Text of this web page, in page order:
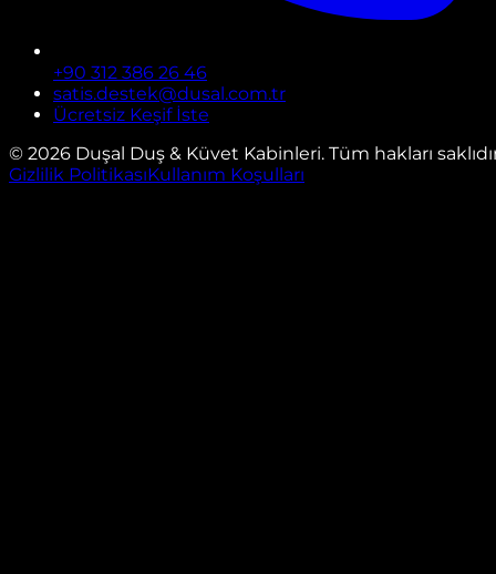
+90 312 386 26 46
satis.destek@dusal.com.tr
Ücretsiz Keşif İste
© 2026 Duşal Duş & Küvet Kabinleri. Tüm hakları
Gizlilik PolitikasıKullanım Koşulları